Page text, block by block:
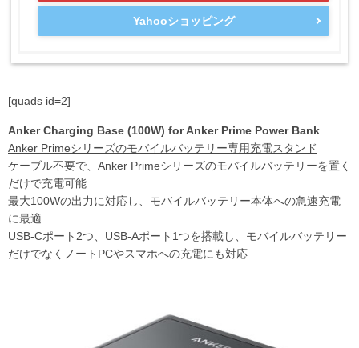
Yahooショッピング
[quads id=2]
Anker Charging Base (100W) for Anker Prime Power Bank
Anker Primeシリーズのモバイルバッテリー専用充電スタンド
ケーブル不要で、Anker Primeシリーズのモバイルバッテリーを置く
だけで充電可能
最大100Wの出力に対応し、モバイルバッテリー本体への急速充電
に最適
USB-Cポート2つ、USB-Aポート1つを搭載し、モバイルバッテリー
だけでなくノートPCやスマホへの充電にも対応